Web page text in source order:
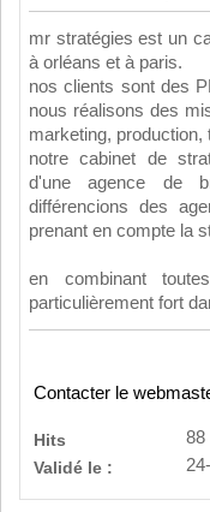
mr stratégies est un
à orléans et à paris.
nos clients sont des
nous réalisons des
marketing, production,
notre cabinet de
d'une agence de
différencions des
prenant en compte la
en combinant
particulièrement fort
Contacter le
Hits
88
Validé le :